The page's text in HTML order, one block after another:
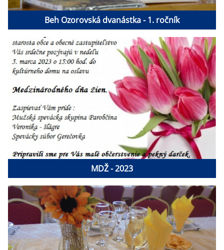
Beh Ozorovská dvanástka - 1. ročník
MDŽ - 2023